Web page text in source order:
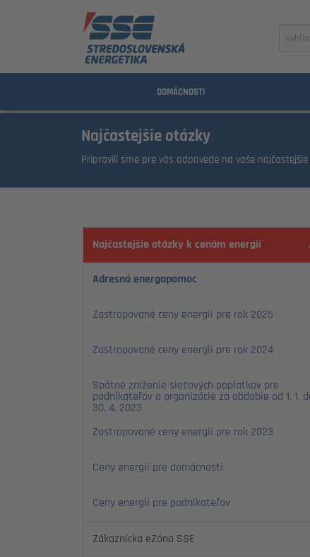
výraz
DOMÁCNOSTI
Najčastejšie otázky
Pripravili sme pre vás odpovede na vaše
Najčastejšie otázky k cenám energií
Adresná energopomoc
Zastropované ceny energií pre rok 2025
Zastropované ceny energií pre rok 2024
Spätné zníženie sieťových poplatkov pre
podnikateľov a organizácie za obdobie od 1. 1.
30. 4. 2023
Zastropované ceny energií pre rok 2023
Ceny energií pre domácnosti
Ceny energií pre podnikateľov
Zákaznícka eZóna SSE